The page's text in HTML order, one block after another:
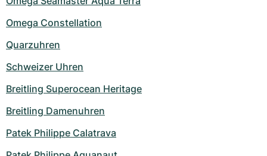
Omega Constellation
Quarzuhren
Schweizer Uhren
Breitling Superocean Heritage
Breitling Damenuhren
Patek Philippe Calatrava